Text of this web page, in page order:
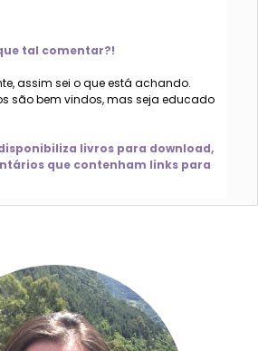
tal comentar?!
assim sei o que está achando.
são bem vindos, mas seja educado
disponibiliza livros para download,
que contenham links para